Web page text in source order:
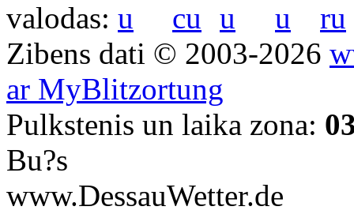
valodas:
Zibens dati © 2003-2026
ar MyBlitzortung
Pulkstenis un laika zona:
Bu?s
www.DessauWetter.de